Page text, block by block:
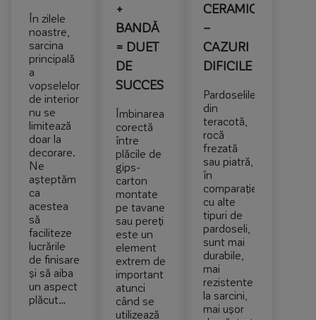
În zilele
noastre,
sarcina
principală
a
vopselelor
de interior
nu se
limitează
doar la
decorare.
Ne
așteptăm
ca
acestea
să
faciliteze
lucrările
de finisare
și să aiba
un aspect
plăcut…
+
BANDĂ
= DUET
DE
SUCCES
Îmbinarea
corectă
între
plăcile de
gips-
carton
montate
pe tavane
sau pereți
este un
element
extrem de
important
atunci
când se
utilizează
CERAMICE
–
CAZURI
DIFICILE
Pardoselile
din
teracotă,
rocă
frezată
sau piatră,
în
comparație
cu alte
tipuri de
pardoseli,
sunt mai
durabile,
mai
rezistente
la sarcini,
mai ușor